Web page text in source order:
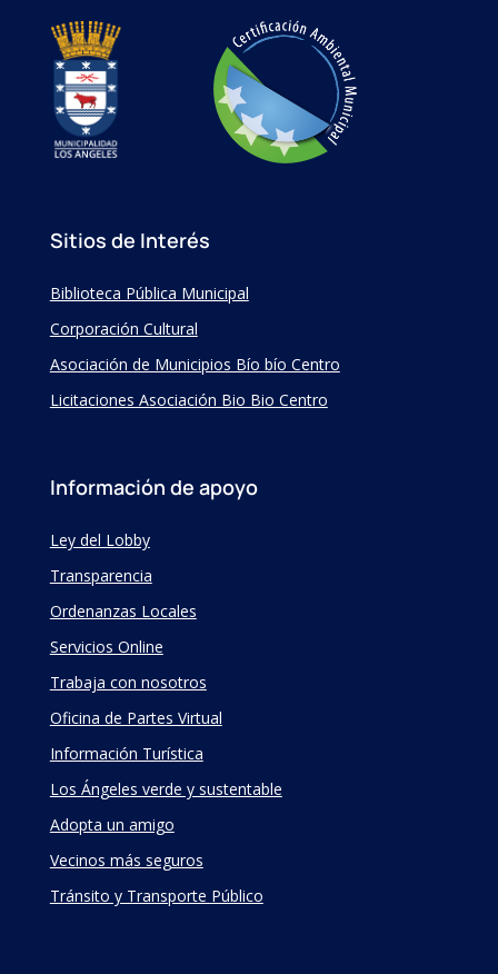
Sitios de Interés
Biblioteca Pública Municipal
Corporación Cultural
Asociación de Municipios Bío bío Centro
Licitaciones Asociación Bio Bio Centro
Información de apoyo
Ley del Lobby
Transparencia
Ordenanzas Locales
Servicios Online
Trabaja con nosotros
Oficina de Partes Virtual
Información Turística
Los Ángeles verde y sustentable
Adopta un amigo
Vecinos más seguros
Tránsito y Transporte Público